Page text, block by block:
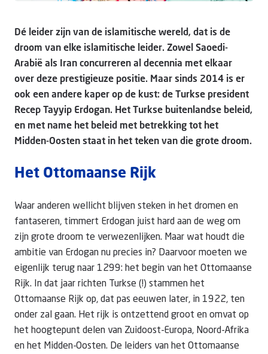
Dé leider zijn van de islamitische wereld, dat is de
droom van elke islamitische leider. Zowel Saoedi-
Arabië als Iran concurreren al decennia met elkaar
over deze prestigieuze positie. Maar sinds 2014 is er
ook een andere kaper op de kust: de Turkse president
Recep Tayyip Erdogan. Het Turkse buitenlandse beleid,
en met name het beleid met betrekking tot het
Midden-Oosten staat in het teken van die grote droom.
Het Ottomaanse Rijk
Waar anderen wellicht blijven steken in het dromen en
fantaseren, timmert Erdogan juist hard aan de weg om
zijn grote droom te verwezenlijken. Maar wat houdt die
ambitie van Erdogan nu precies in? Daarvoor moeten we
eigenlijk terug naar 1299: het begin van het Ottomaanse
Rijk. In dat jaar richten Turkse (!) stammen het
Ottomaanse Rijk op, dat pas eeuwen later, in 1922, ten
onder zal gaan. Het rijk is ontzettend groot en omvat op
het hoogtepunt delen van Zuidoost-Europa, Noord-Afrika
en het Midden-Oosten. De leiders van het Ottomaanse